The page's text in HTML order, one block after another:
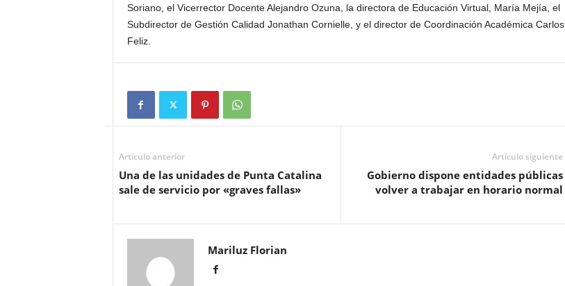
Soriano, el Vicerrector Docente Alejandro Ozuna, la directora de Educación Virtual, María Mejía, el
Subdirector de Gestión Calidad Jonathan Cornielle, y el director de Coordinación Académica Carlos
Feliz.
Artículo anterior
Una de las unidades de Punta Catalina
sale de servicio por «graves fallas»
Artículo siguiente
Gobierno dispone entidades públicas
volver a trabajar en horario normal
Mariluz Florian